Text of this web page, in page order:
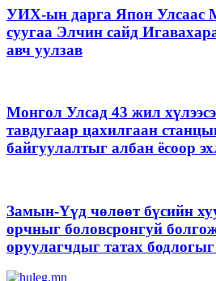
УИХ-ын дарга Япон Улсаас
суугаа Элчин сайд
авч уулзав
Монгол Улсад 43 жил
тавдугаар цахилгаан
байгуулалтыг албан ёсоор
Замын-Үүд чөлөөт бүсийн
орчныг боловсронгуй
оруулагчдыг татах